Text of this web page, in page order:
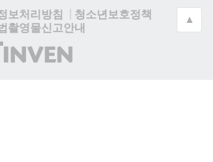
보처리방침
청소년보호정책
촬영물신고안내
(주)
인
▲